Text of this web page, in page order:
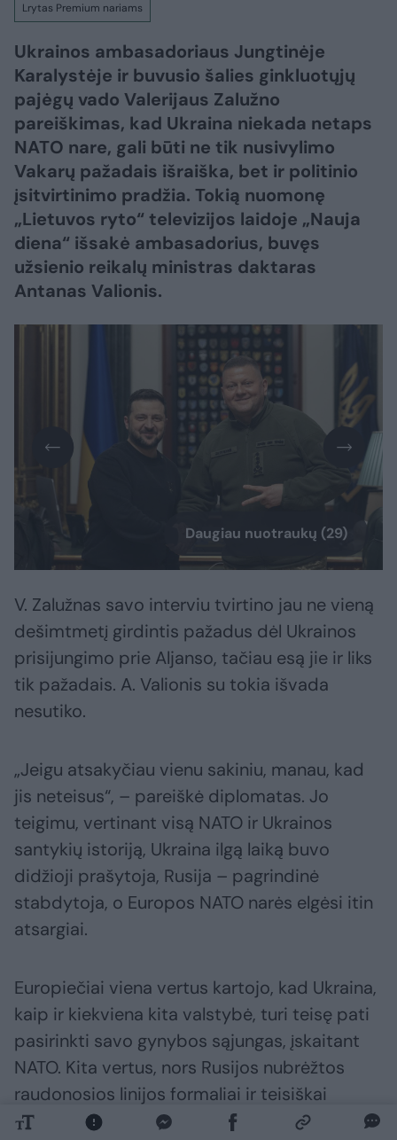
Lrytas Premium nariams
Ukrainos ambasadoriaus Jungtinėje
Karalystėje ir buvusio šalies ginkluotųjų
pajėgų vado Valerijaus Zalužno
pareiškimas, kad Ukraina niekada netaps
NATO nare, gali būti ne tik nusivylimo
Vakarų pažadais išraiška, bet ir politinio
įsitvirtinimo pradžia. Tokią nuomonę
„Lietuvos ryto“ televizijos laidoje „Nauja
diena“ išsakė ambasadorius, buvęs
užsienio reikalų ministras daktaras
Antanas Valionis.
Daugiau nuotraukų (29)
V. Zalužnas savo interviu tvirtino jau ne vieną
dešimtmetį girdintis pažadus dėl Ukrainos
prisijungimo prie Aljanso, tačiau esą jie ir liks
tik pažadais. A. Valionis su tokia išvada
nesutiko.
„Jeigu atsakyčiau vienu sakiniu, manau, kad
jis neteisus“, – pareiškė diplomatas. Jo
teigimu, vertinant visą NATO ir Ukrainos
santykių istoriją, Ukraina ilgą laiką buvo
didžioji prašytoja, Rusija – pagrindinė
stabdytoja, o Europos NATO narės elgėsi itin
atsargiai.
Europiečiai viena vertus kartojo, kad Ukraina,
kaip ir kiekviena kita valstybė, turi teisę pati
pasirinkti savo gynybos sąjungas, įskaitant
NATO. Kita vertus, nors Rusijos nubrėžtos
raudonosios linijos formaliai ir teisiškai
negaliojo, praktinėje politikoje į jas buvo